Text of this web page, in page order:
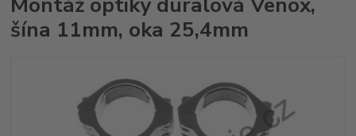
šína 11mm, oka 25,4mm